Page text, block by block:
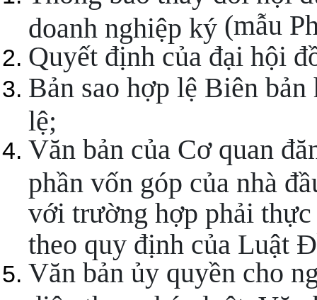
doanh nghiệp ký (mẫu
Quyết định của đại hội
Bản sao hợp lệ Biên
lệ;
Văn bản của Cơ quan
phần vốn góp của nhà
với trường hợp phải thực
theo quy định của Luật
Văn bản ủy quyền cho